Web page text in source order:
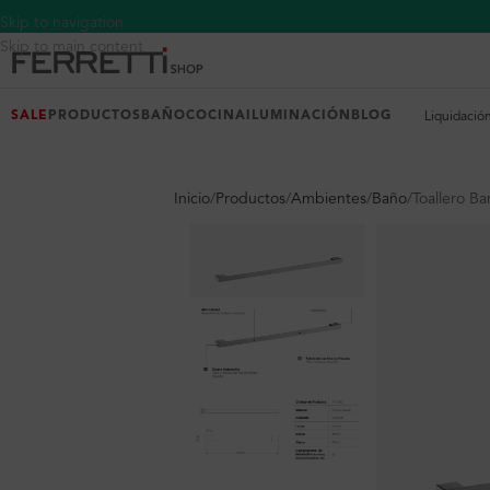
Skip to navigation
Skip to main content
SALE PRODUCTOS BAÑOCOCINA ILUMINACIÓN BLOG Liquidación
Inicio Productos Ambientes Baño Toallero